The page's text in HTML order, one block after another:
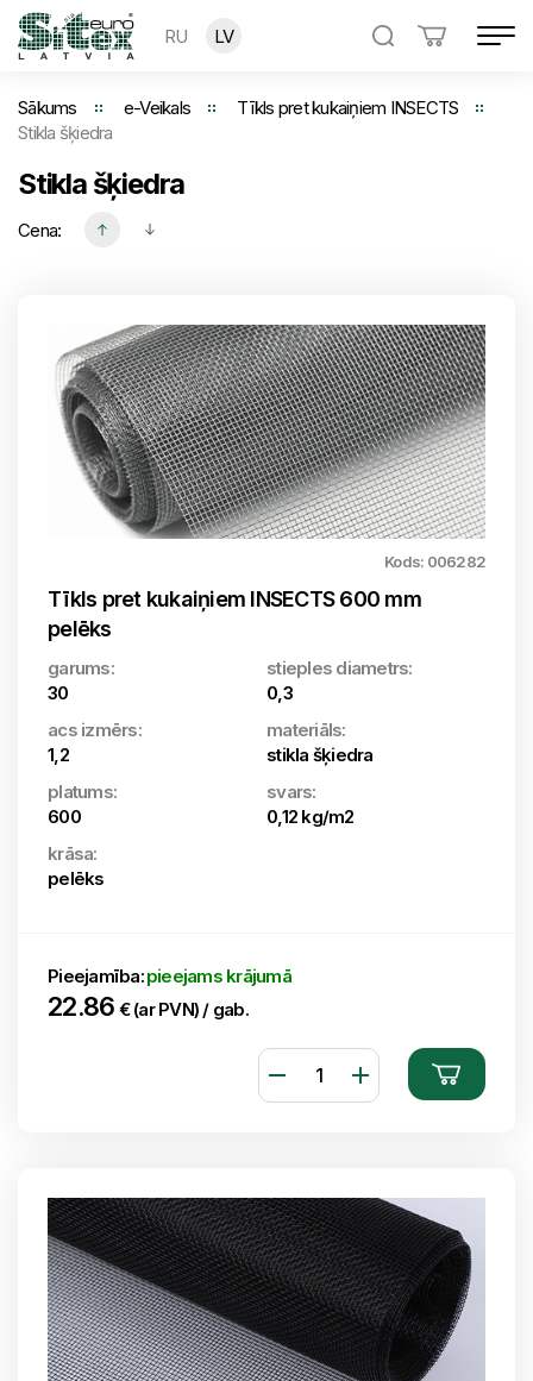
RU LV
Sākums e-Veikals
Tīkls pret kukaiņiem INSECTS
Stikla šķiedra
Stikla šķiedra
Cena:
Kods: 006282
Tīkls pret kukaiņiem INSECTS 600 mm
pelēks
garums:
30
stieples diametrs:
0,3
acs izmērs:
1,2
materiāls:
stikla šķiedra
platums:
600
svars:
0,12 kg/m2
krāsa:
pelēks
Pieejamība:pieejams krājumā
22.86 € (ar PVN) / gab.